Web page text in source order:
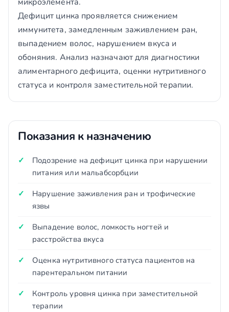
Дефицит цинка проявляется снижением
иммунитета, замедленным заживлением ран,
выпадением волос, нарушением вкуса и
обоняния. Анализ назначают для диагностики
алиментарного дефицита, оценки нутритивного
статуса и контроля заместительной терапии.
Показания к назначению
Подозрение на дефицит цинка при нарушении
питания или мальабсорбции
Нарушение заживления ран и трофические
язвы
Выпадение волос, ломкость ногтей и
расстройства вкуса
Оценка нутритивного статуса пациентов на
парентеральном питании
Контроль уровня цинка при заместительной
терапии